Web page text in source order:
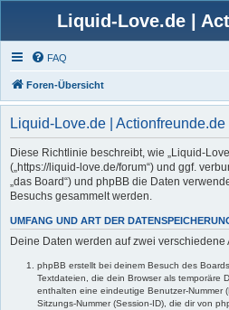
Liquid-Love.de |
FAQ
Foren-Übersicht
Liquid-Love.de |
Diese Richtlinie beschreibt, wie „Liquid-
(„https://liquid-love.de/forum“) und ggf.
„das Board“) und phpBB die Daten
Besuchs gesammelt werden.
UMFANG UND ART DER
Deine Daten werden auf zwei verschiedene
phpBB erstellt bei deinem Besuch des
Textdateien, die dein Browser als temporäre
enthalten eine eindeutige Benutzer-Nummer
Sitzungs-Nummer (Session-ID), die dir von